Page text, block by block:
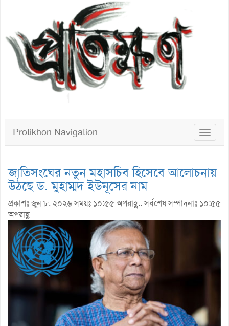
Toggle
Protikhon Navigation
জাতিসংঘের নতুন মহাসচিব হিসেবে আলোচনায়
উঠছে ড. মুহাম্মদ ইউনূসের নাম
প্রকাশঃ জুন ৮, ২০২৬ সময়ঃ ১০:৫৫ অপরাহ্ণ.. সর্বশেষ সম্পাদনাঃ ১০:৫৫
অপরাহ্ণ